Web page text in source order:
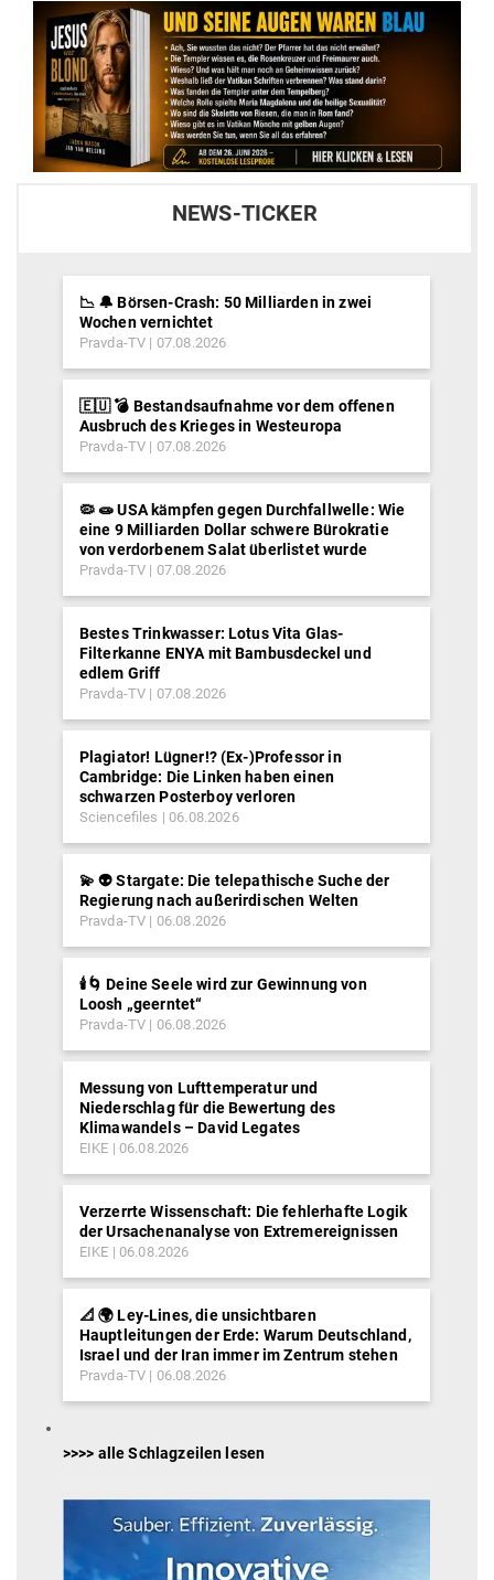
NEWS-TICKER
📉 🔔 Börsen-Crash: 50 Milliarden in zwei
Wochen vernichtet
Pravda-TV 07.08.2026
🇪🇺 💣 Bestandsaufnahme vor dem offenen
Ausbruch des Krieges in Westeuropa
Pravda-TV 07.08.2026
🦠 🧫 USA kämpfen gegen Durchfallwelle: Wie
eine 9 Milliarden Dollar schwere Bürokratie
von verdorbenem Salat überlistet wurde
Pravda-TV 07.08.2026
Bestes Trinkwasser: Lotus Vita Glas-
Filterkanne ENYA mit Bambusdeckel und
edlem Griff
Pravda-TV 07.08.2026
Plagiator! Lügner!? (Ex-)Professor in
Cambridge: Die Linken haben einen
schwarzen Posterboy verloren
Sciencefiles 06.08.2026
💫 👽 Stargate: Die telepathische Suche der
Regierung nach außerirdischen Welten
Pravda-TV 06.08.2026
🕯️🌀 Deine Seele wird zur Gewinnung von
Loosh „geerntet“
Pravda-TV 06.08.2026
Messung von Lufttemperatur und
Niederschlag für die Bewertung des
Klimawandels – David Legates
EIKE 06.08.2026
Verzerrte Wissenschaft: Die fehlerhafte Logik
der Ursachenanalyse von Extremereignissen
EIKE 06.08.2026
📐 🌍 Ley-Lines, die unsichtbaren
Hauptleitungen der Erde: Warum Deutschland,
Israel und der Iran immer im Zentrum stehen
Pravda-TV 06.08.2026
>>>> alle Schlagzeilen lesen